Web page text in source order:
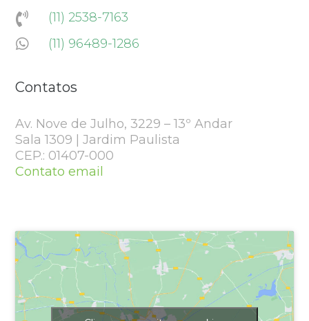

(11) 2538-7163
 (11) 96489-1286
Contatos
Av. Nove de Julho, 3229 – 13º Andar
Sala 1309 | Jardim Paulista
CEP.: 01407-000
Contato email